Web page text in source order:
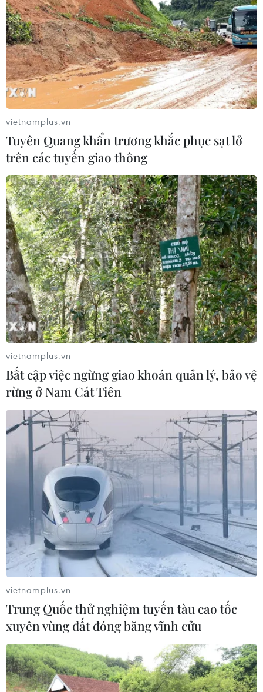
vietnamplus.vn
Tuyên Quang khẩn trương khắc phục sạt lở
trên các tuyến giao thông
vietnamplus.vn
Bất cập việc ngừng giao khoán quản lý, bảo vệ
rừng ở Nam Cát Tiên
vietnamplus.vn
Trung Quốc thử nghiệm tuyến tàu cao tốc
xuyên vùng đất đóng băng vĩnh cửu